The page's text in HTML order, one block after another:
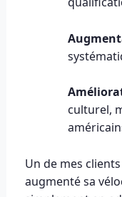
culturel,
Un de mes
augmenté sa